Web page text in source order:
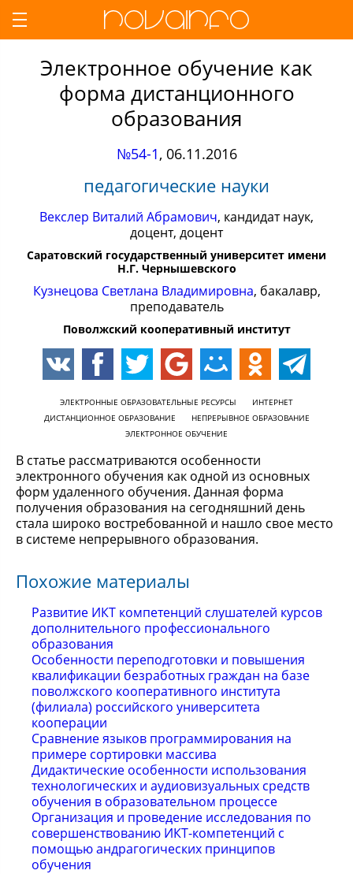
Электронное обучение как
форма дистанционного
образования
№54-1, 06.11.2016
педагогические науки
Векслер Виталий Абрамович, кандидат наук,
доцент, доцент
Саратовский государственный университет имени
Н.Г. Чернышевского
Кузнецова Светлана Владимировна, бакалавр,
преподаватель
Поволжский кооперативный институт
ЭЛЕКТРОННЫЕ ОБРАЗОВАТЕЛЬНЫЕ РЕСУРСЫ
ИНТЕРНЕТ
ДИСТАНЦИОННОЕ ОБРАЗОВАНИЕ
НЕПРЕРЫВНОЕ ОБРАЗОВАНИЕ
ЭЛЕКТРОННОЕ ОБУЧЕНИЕ
В статье рассматриваются особенности
электронного обучения как одной из основных
форм удаленного обучения. Данная форма
получения образования на сегодняшний день
стала широко востребованной и нашло свое место
в системе непрерывного образования.
Похожие материалы
Развитие ИКТ компетенций слушателей курсов
дополнительного профессионального
образования
Особенности переподготовки и повышения
квалификации безработных граждан на базе
поволжского кооперативного института
(филиала) российского университета
кооперации
Сравнение языков программирования на
примере сортировки массива
Дидактические особенности использования
технологических и аудиовизуальных средств
обучения в образовательном процессе
Организация и проведение исследования по
совершенствованию ИКТ-компетенций с
помощью андрагогических принципов
обучения